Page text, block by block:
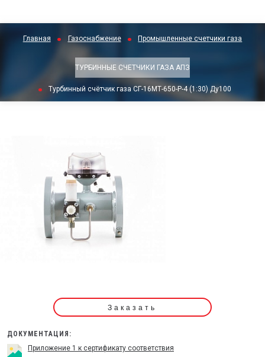
Главная Газоснабжение Промышленные счетчики газа
ТУРБИННЫЕ СЧЕТЧИКИ ГАЗА АПЗ
Турбинный счётчик газа СГ-16МТ-650-Р-4 (1:30) Ду100
Заказать
ДОКУМЕНТАЦИЯ:
Приложение 1 к сертификату соответствия